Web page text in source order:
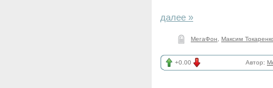
далее »
МегаФон Максим
+0.00 Автор: